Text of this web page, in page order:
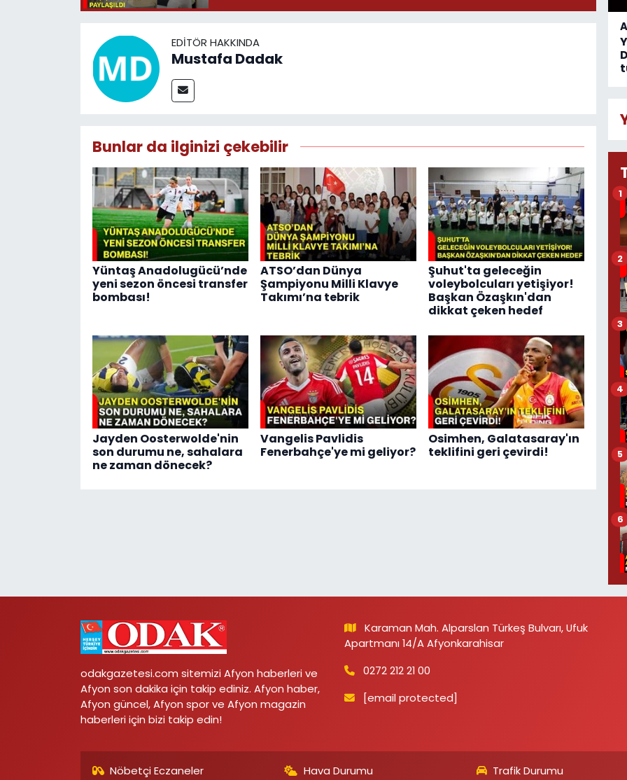
EDITÖR HAKKINDA
Mustafa Dadak
Bunlar da ilginizi çekebilir
Yüntaş Anadolugücü’nde
yeni sezon öncesi transfer
bombası!
ATSO’dan Dünya
Şampiyonu Milli Klavye
Takımı’na tebrik
Şuhut'ta geleceğin
voleybolcuları yetişiyor!
Başkan Özaşkın'dan
dikkat çeken hedef
Jayden Oosterwolde'nin
son durumu ne, sahalara
ne zaman dönecek?
Vangelis Pavlidis
Fenerbahçe'ye mi geliyor?
Osimhen, Galatasaray'ın
teklifini geri çevirdi!
1
2
3
4
5
6
odakgazetesi.com sitemizi Afyon haberleri ve
Afyon son dakika için takip ediniz. Afyon haber,
Afyon güncel, Afyon spor ve Afyon magazin
haberleri için bizi takip edin!
Karaman Mah. Alparslan Türkeş Bulvarı, Ufuk
Apartmanı 14/A Afyonkarahisar
0272 212 21 00
[email protected]
Nöbetçi Eczaneler Hava Durumu Trafik Durumu